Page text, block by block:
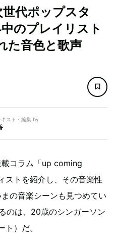
代ポップスタ
のプレイリスト
た音色と歌声
キスト・編集 by
コラム「up coming
ストを紹介し、その音楽性
の音楽シーンも見つめてい
のは、20歳のシンガーソン
）だ。